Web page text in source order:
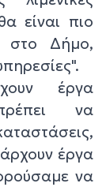
είναι πιο
στο Δήμο,
έργα
να
έργα
να